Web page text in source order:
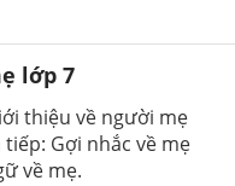
lớp 7
thiệu về người mẹ
Gợi nhắc về mẹ
về mẹ.